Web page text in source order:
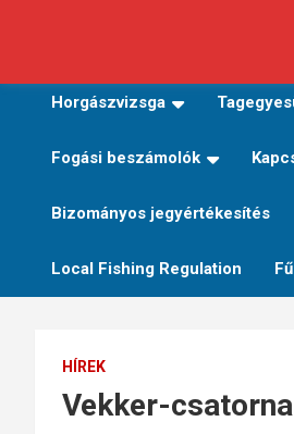
Horgászvizsga
Fogási beszámolók
Bizományos jegyértékesítés
Local Fishing Regulation
HÍREK
Vekker-csatorna